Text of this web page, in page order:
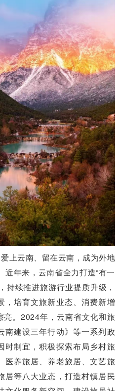
上云南、留在云南，成为外地
近年来，云南省全力打造“有一
持续推进旅游行业提质升级，
，培育文旅新业态、消费新增
。2024年，云南省文化和旅
南建设三年行动》等一系列政
时制宜，积极探索布局乡村旅
医养旅居、养老旅居、文艺旅
居等八大业态，打造村镇居民